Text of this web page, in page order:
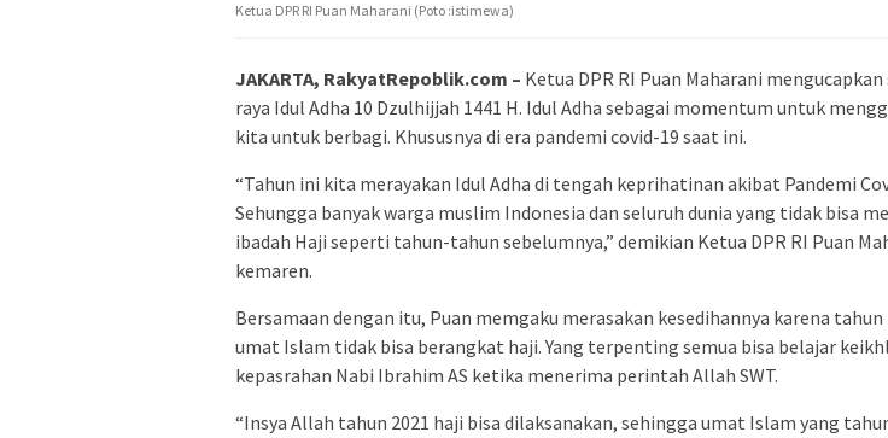
Ketua DPR RI Puan Maharani (Poto :istimewa)
JAKARTA, RakyatRepoblik.com – Ketua DPR RI Puan Maharani
raya Idul Adha 10 Dzulhijjah 1441 H. Idul Adha sebagai momentum untuk
kita untuk berbagi. Khususnya di era pandemi covid-19 saat ini.
“Tahun ini kita merayakan Idul Adha di tengah keprihatinan akibat Pandemi
Sehungga banyak warga muslim Indonesia dan seluruh dunia yang tidak bisa
ibadah Haji seperti tahun-tahun sebelumnya,” demikian Ketua DPR RI Puan
kemaren.
Bersamaan dengan itu, Puan memgaku merasakan kesedihannya karena
umat Islam tidak bisa berangkat haji. Yang terpenting semua bisa belajar
kepasrahan Nabi Ibrahim AS ketika menerima perintah Allah SWT.
“Insya Allah tahun 2021 haji bisa dilaksanakan, sehingga umat Islam yang